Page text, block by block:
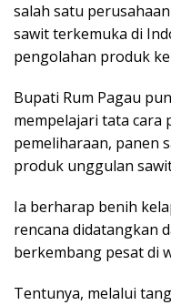
salah satu
sawit terkemuka di
pengolahan produk
Bupati Rum Pagau
mempelajari tata cara
pemeliharaan, panen
produk unggulan
Ia berharap benih
rencana didatangkan
berkembang pesat di
Tentunya, melalui